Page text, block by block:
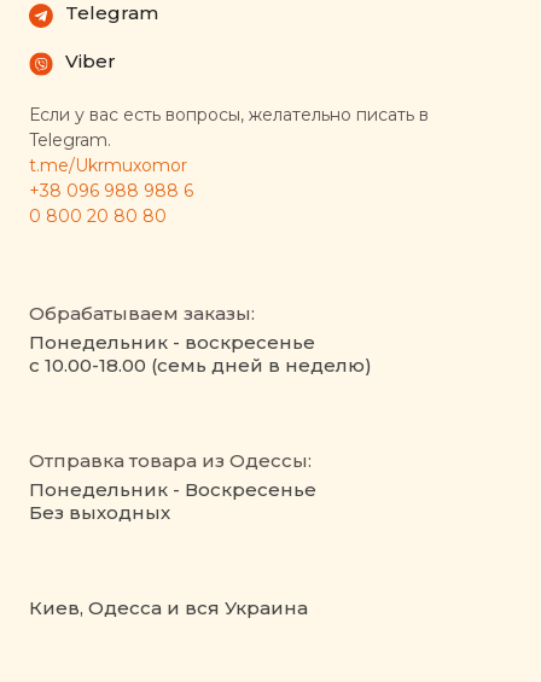
Telegram
Viber
Если у вас есть вопросы, желательно писать в
Telegram.
t.me/Ukrmuxomor
+38 096 988 988 6
0 800 20 80 80
Обрабатываем заказы:
Понедельник - воскресенье
с 10.00-18.00 (семь дней в неделю)
Отправка товара из Одессы:
Понедельник - Воскресенье
Без выходных
Киев, Одесса и вся Украина